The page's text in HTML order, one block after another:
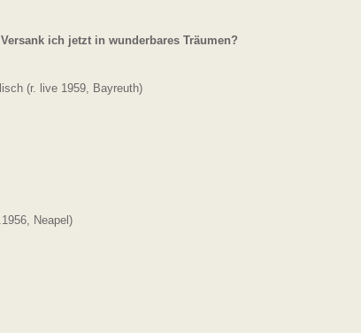
Versank ich jetzt in wunderbares Träumen?
(r. live 1959, Bayreuth)
Neapel)